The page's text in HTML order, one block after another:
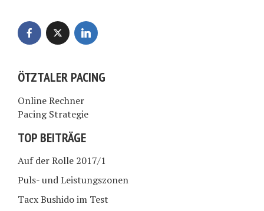
ÖTZTALER PACING
Online Rechner
Pacing Strategie
TOP BEITRÄGE
Auf der Rolle 2017/1
Puls- und Leistungszonen
Tacx Bushido im Test